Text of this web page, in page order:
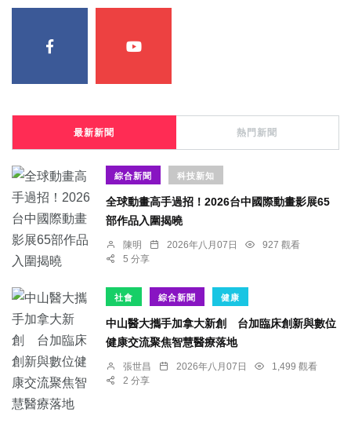
最新新聞 熱門新聞
綜合新聞 科技新知
全球動畫高手過招！2026台中國際動畫影展65
部作品入圍揭曉
陳明 2026年八月07日
927 觀看
5 分享
社會 綜合新聞 健康
中山醫大攜手加拿大新創 台加臨床創新與數位
健康交流聚焦智慧醫療落地
張世昌 2026年八月07日
1,499 觀看
2 分享